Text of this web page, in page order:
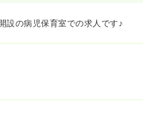
の病児保育室での求人です♪